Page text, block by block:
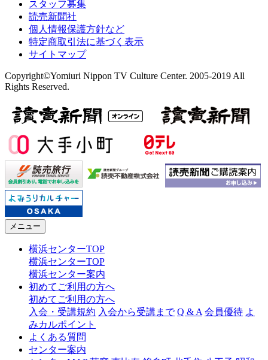
スタッフ募集
読売新聞社
個人情報保護方針など
特定商取引法に基づく表示
サイトマップ
Copyright©Yomiuri Nippon TV Culture Center. 2005-2019 All
Rights Reserved.
メニュー
横浜センターTOP
横浜センターTOP
横浜センター案内
初めてご利用の方へ
初めてご利用の方へ
入会・受講規約 入会から受講まで Q & A 会員優待 よ
みカルポイント
よくある質問
センター案内